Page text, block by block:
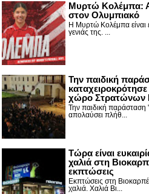
Μυρτώ Κολέμπα:
στον Ολυμπιακό
Η Μυρτώ Κολέμπα είναι
γενιάς της. ...
Την παιδική
χώρο Στρατώνων
Την παιδική παράσταση
απολαύσει πλήθ...
Τώρα είναι
χαλιά στη
εκπτώσεις
Εκπτώσεις στη
χαλιά. Χαλιά Βι...